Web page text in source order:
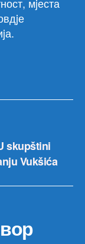
мjеста
skupštini
Vukšića